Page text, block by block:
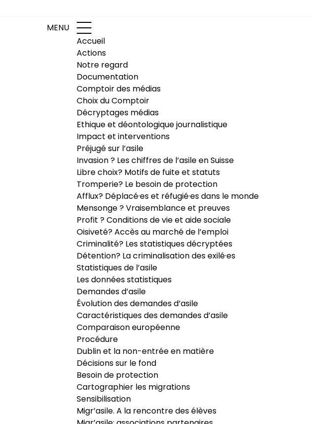
MENU
Accueil
Actions
Notre regard
Documentation
Comptoir des médias
Choix du Comptoir
Décryptages médias
Ethique et déontologique journalistique
Impact et interventions
Préjugé sur l’asile
Invasion ? Les chiffres de l’asile en Suisse
Libre choix? Motifs de fuite et statuts
Tromperie? Le besoin de protection
Afflux? Déplacé·es et réfugié·es dans le monde
Mensonge ? Vraisemblance et preuves
Profit ? Conditions de vie et aide sociale
Oisiveté? Accès au marché de l’emploi
Criminalité? Les statistiques décryptées
Détention? La criminalisation des exilé·es
Statistiques de l’asile
Les données statistiques
Demandes d’asile
Évolution des demandes d’asile
Caractéristiques des demandes d’asile
Comparaison européenne
Procédure
Dublin et la non-entrée en matière
Décisions sur le fond
Besoin de protection
Cartographier les migrations
Sensibilisation
Migr’asile. A la rencontre des élèves